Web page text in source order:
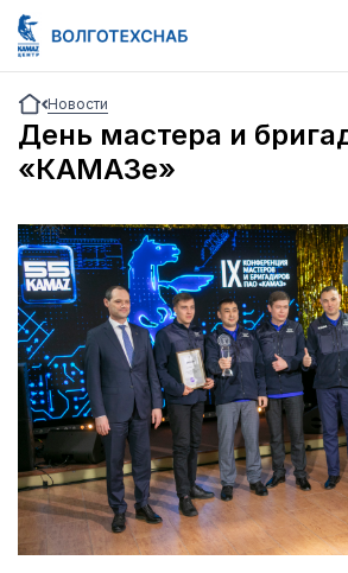
Новости
День мастера и
«КАМАЗе»